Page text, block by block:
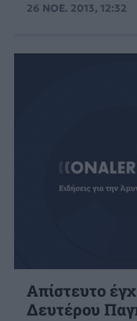
26 ΝΟΕ. 2013, 12:32
Απίστευτο
Δευτέρου